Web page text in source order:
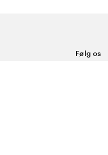
Følg os